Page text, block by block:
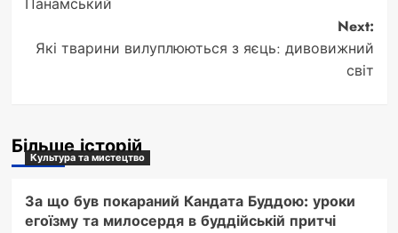
Панамський
Next:
Які тварини вилуплюються з яєць: дивовижний
світ
Більше історій
Культура та мистецтво
За що був покараний Кандата Буддою: уроки
егоїзму та милосердя в буддійській притчі